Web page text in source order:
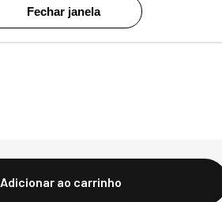
Fechar janela
Adicionar ao carrinho